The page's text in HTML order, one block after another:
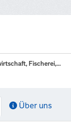
Fischerei,...
Über uns